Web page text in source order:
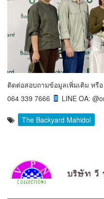
ติดต่อสอบถามข้อมูลเพิ่มเติม หรื
064 339 7666
LINE OA:
The Backyard Mahidol